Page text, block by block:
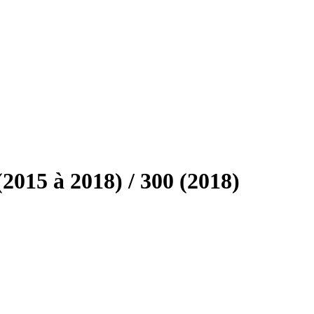
à 2018) / 300 (2018)